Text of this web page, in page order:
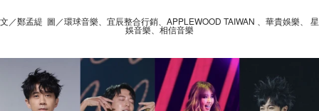
文／鄭孟緹 圖／環球音樂、宜辰整合行銷、APPLEWOOD TAIWAN 、華貴娛樂、 星
娛音樂、相信音樂